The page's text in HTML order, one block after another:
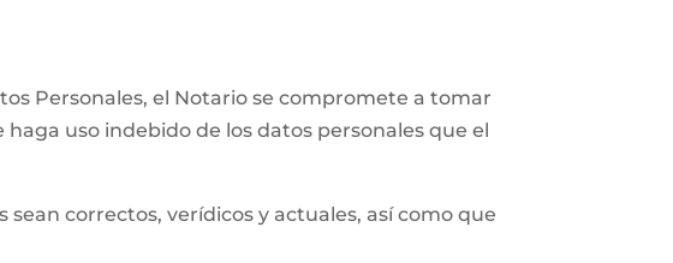
Personales, el Notario se compromete a tomar
uso indebido de los datos personales que el
correctos, verídicos y actuales, así como que